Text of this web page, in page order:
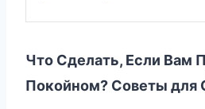
Что Сделать, Если Вам
Покойном? Советы для